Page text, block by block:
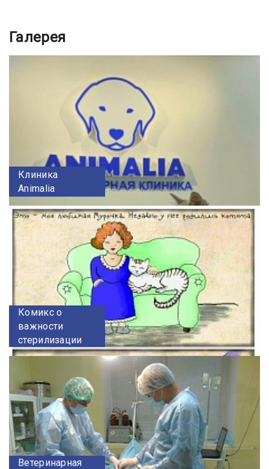
Галерея
Клиника
Animalia
Комикс о
важности
стерилизации
Ветеринарная